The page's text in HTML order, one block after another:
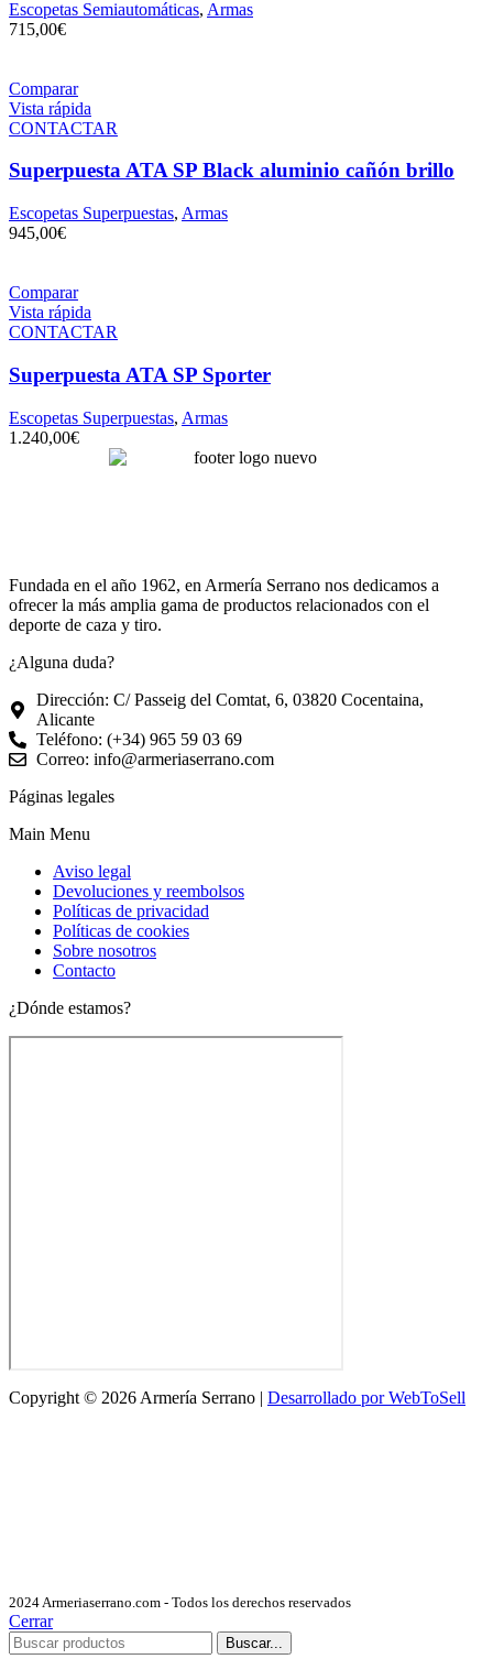
Escopetas Semiautomáticas, Armas
715,00€
Comparar
Vista rápida
CONTACTAR
Superpuesta ATA SP Black aluminio cañón brillo
Escopetas Superpuestas, Armas
945,00€
Comparar
Vista rápida
CONTACTAR
Superpuesta ATA SP Sporter
Escopetas Superpuestas, Armas
1.240,00€
Fundada en el año 1962, en Armería Serrano nos dedicamos a
ofrecer la más amplia gama de productos relacionados con el
deporte de caza y tiro.
¿Alguna duda?
Dirección: C/ Passeig del Comtat, 6, 03820 Cocentaina,
Alicante
Teléfono: (+34) 965 59 03 69
Correo: info@armeriaserrano.com
Páginas legales
Main Menu
Aviso legal
Devoluciones y reembolsos
Políticas de privacidad
Políticas de cookies
Sobre nosotros
Contacto
¿Dónde estamos?
Copyright © 2026 Armería Serrano | Desarrollado por WebToSell
2024 Armeriaserrano.com - Todos los derechos reservados
Cerrar
Buscar...